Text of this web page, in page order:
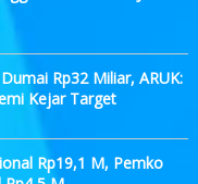
Rp32 Miliar, ARUK:
Kejar Target
Rp19,1 M, Pemko